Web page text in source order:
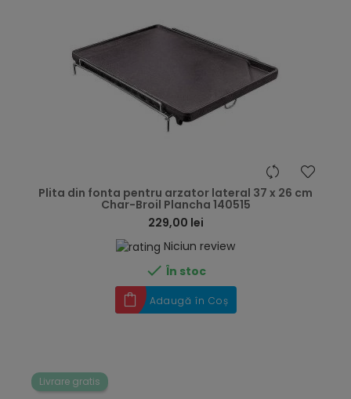
Plita din fonta pentru arzator lateral 37 x 26 cm
Char-Broil Plancha 140515
229,00 lei
Niciun review
 În stoc
Adaugă în Coș
Livrare gratis